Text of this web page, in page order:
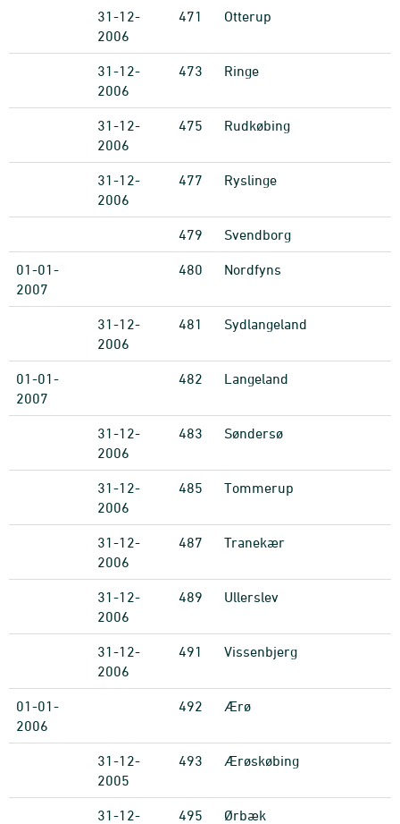
31-12-
2006
471 Otterup
31-12-
2006
473 Ringe
31-12-
2006
475 Rudkøbing
31-12-
2006
477 Ryslinge
479 Svendborg
01-01-
2007
480 Nordfyns
31-12-
2006
481 Sydlangeland
01-01-
2007
482 Langeland
31-12-
2006
483 Søndersø
31-12-
2006
485 Tommerup
31-12-
2006
487 Tranekær
31-12-
2006
489 Ullerslev
31-12-
2006
491 Vissenbjerg
01-01-
2006
492 Ærø
31-12-
2005
493 Ærøskøbing
31-12-
495 Ørbæk